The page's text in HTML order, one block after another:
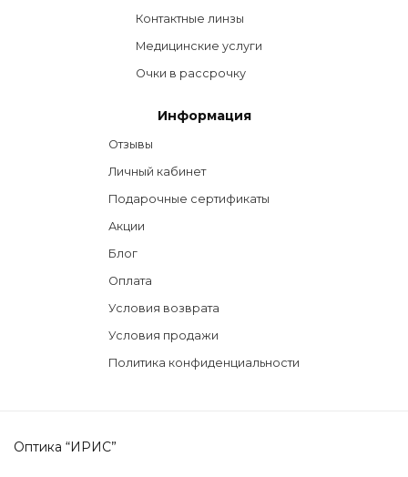
Контактные линзы
Медицинские услуги
Очки в рассрочку
Информация
Отзывы
Личный кабинет
Подарочные сертификаты
Акции
Блог
Оплата
Условия возврата
Условия продажи
Политика конфиденциальности
Оптика “ИРИС”